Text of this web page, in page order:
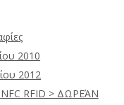
2010
2012
NFC RFID > ΔΩΡΕΆΝ